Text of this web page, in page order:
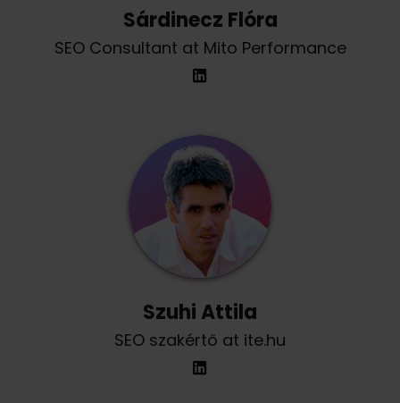
Sárdinecz Flóra
SEO Consultant at Mito Performance
Szuhi Attila
SEO szakértő at ite.hu